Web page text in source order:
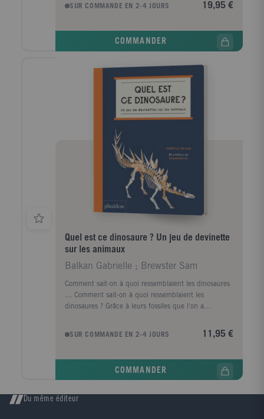
dinosaures et leur environnement. Cette introduction
anatomie et comportement. Les illustrations prennent
dinosaure
SUR COMMANDE EN 2-4 JOURS 19,95 €
COMMANDER
Quel est ce dinosaure ? Un jeu de devinette
sur les animaux
Balkan Gabrielle ; Brewster Sam
Comment sait-on à quoi ressemblaient les dinosaures
... Comment sait-on à quoi ressemblaient les
dinosaures ? Grâce à leurs fossiles que l'on a
ces sept squelettes et devine de quel dinosaure il
s'agit. Un premier livre amusant pour découvrir les
SUR COMMANDE EN 2-4 JOURS 11,95 €
COMMANDER
Du même éditeur